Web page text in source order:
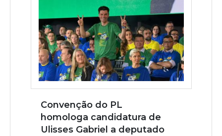
Convenção do PL
homologa candidatura de
Ulisses Gabriel a deputado